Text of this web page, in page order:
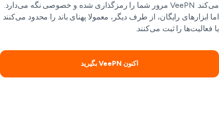
می‌کند. VeePN مرور شما را رمزگذاری شده و خصوصی نگه می‌دارد.
ابزارهای رایگان، از طرف دیگر، معمولا پهنای باند را محدود می‌کنند
فعالیت‌ها را ثبت می‌کنند.
اکنون VeePN بگیرید